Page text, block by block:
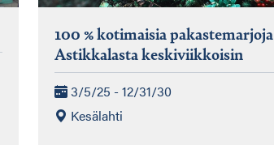
100 % kotimaisia pakastemarjoja
Astikkalasta keskiviikkoisin
3/5/25 - 12/31/30
Kesälahti